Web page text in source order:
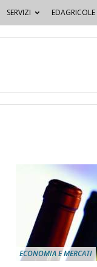
SERVIZI EDAGRICOLE
ECONOMIA E MERCATI